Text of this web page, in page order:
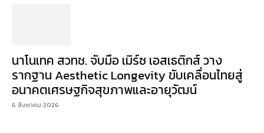
นาโนเทค สวทช. จับมือ เมิร์ซ เอสเธติกส์ วาง
รากฐาน Aesthetic Longevity ขับเคลื่อนไทยสู่
อนาคตเศรษฐกิจสุขภาพและอายุวัฒน์
6 สิงหาคม 2026